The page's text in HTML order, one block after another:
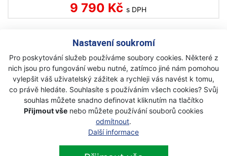
Nastavení soukromí
Pro poskytování služeb používáme soubory cookies. Některé z
nich jsou pro fungování webu nutné, zatímco jiné nám pomohou
vylepšit váš uživatelský zážitek a rychleji vás navést k tomu,
co právě hledáte. Souhlasíte s používáním všech cookies? Svůj
souhlas můžete snadno definovat kliknutím na tlačítko
Přijmout vše nebo můžete používání souborů cookies
odmítnout.
Další informace
9 790 Kč s DPH
Husqvarna 242i včetně baterie a
Novinka
Skladem
13 790 Kč s DPH
Husqvarna 225i akumulátorová
pila kit